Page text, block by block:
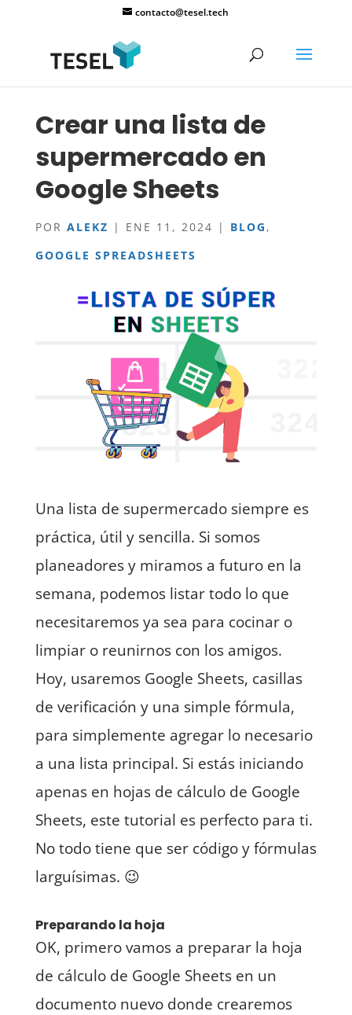
contacto@tesel.tech
Crear una lista de
supermercado en
Google Sheets
POR ALEKZ | ENE 11, 2024 | BLOG ,
GOOGLE SPREADSHEETS
Una lista de supermercado siempre es
práctica, útil y sencilla. Si somos
planeadores y miramos a futuro en la
semana, podemos listar todo lo que
necesitaremos ya sea para cocinar o
limpiar o reunirnos con los amigos.
Hoy, usaremos Google Sheets, casillas
de verificación y una simple fórmula,
para simplemente agregar lo necesario
a una lista principal. Si estás iniciando
apenas en hojas de cálculo de Google
Sheets, este tutorial es perfecto para ti.
No todo tiene que ser código y fórmulas
larguísimas. 😉
Preparando la hoja
OK, primero vamos a preparar la hoja
de cálculo de Google Sheets en un
documento nuevo donde crearemos